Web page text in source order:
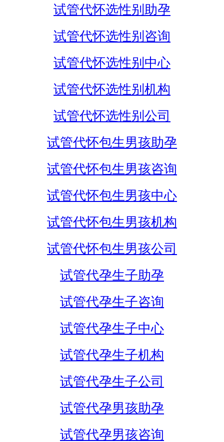
试管代怀选性别助孕
试管代怀选性别咨询
试管代怀选性别中心
试管代怀选性别机构
试管代怀选性别公司
试管代怀包生男孩助孕
试管代怀包生男孩咨询
试管代怀包生男孩中心
试管代怀包生男孩机构
试管代怀包生男孩公司
试管代孕生子助孕
试管代孕生子咨询
试管代孕生子中心
试管代孕生子机构
试管代孕生子公司
试管代孕男孩助孕
试管代孕男孩咨询